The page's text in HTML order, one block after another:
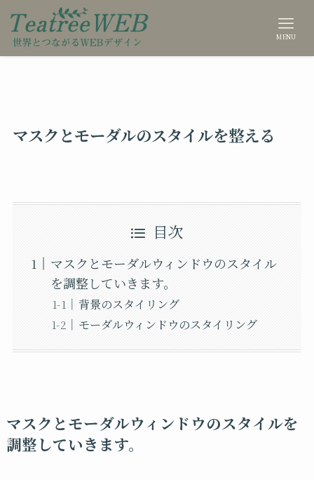
MENU
マスクとモーダルのスタイルを整える
目次
マスクとモーダルウィンドウのスタイル
を調整していきます。
背景のスタイリング
モーダルウィンドウのスタイリング
マスクとモーダルウィンドウのスタイルを
調整していきます。